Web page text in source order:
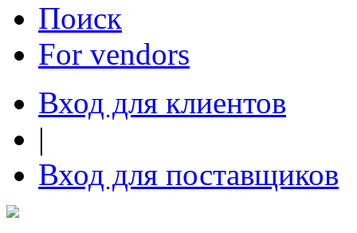
Поиск
For vendors
Вход для клиентов
|
Вход для поставщиков